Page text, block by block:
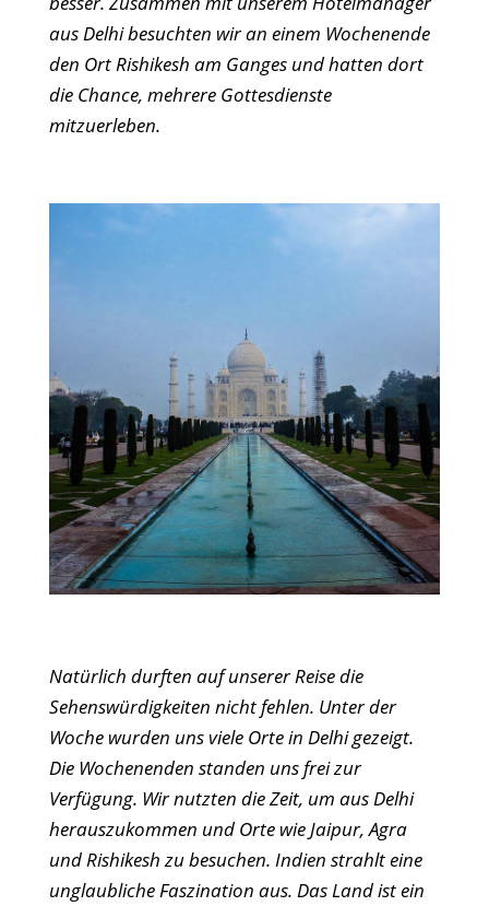
aus Delhi besuchten wir an einem Wochenende
den Ort Rishikesh am Ganges und hatten dort
die Chance, mehrere Gottesdienste
mitzuerleben.
Natürlich durften auf unserer Reise die
Sehenswürdigkeiten nicht fehlen. Unter der
Woche wurden uns viele Orte in Delhi gezeigt.
Die Wochenenden standen uns frei zur
Verfügung. Wir nutzten die Zeit, um aus Delhi
herauszukommen und Orte wie Jaipur, Agra
und Rishikesh zu besuchen. Indien strahlt eine
unglaubliche Faszination aus. Das Land ist ein